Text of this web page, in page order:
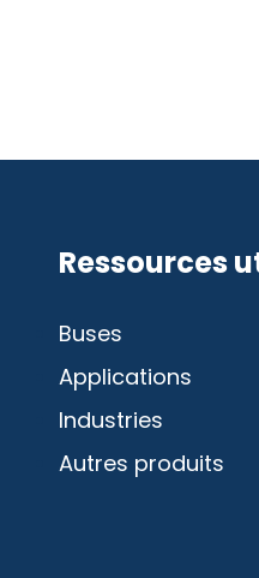
Ressources
Buses
Applications
Industries
Autres produits